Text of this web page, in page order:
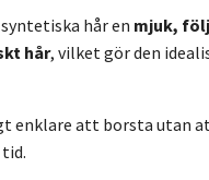
hår en mjuk,
hår, vilket gör den
enklare att borsta utan